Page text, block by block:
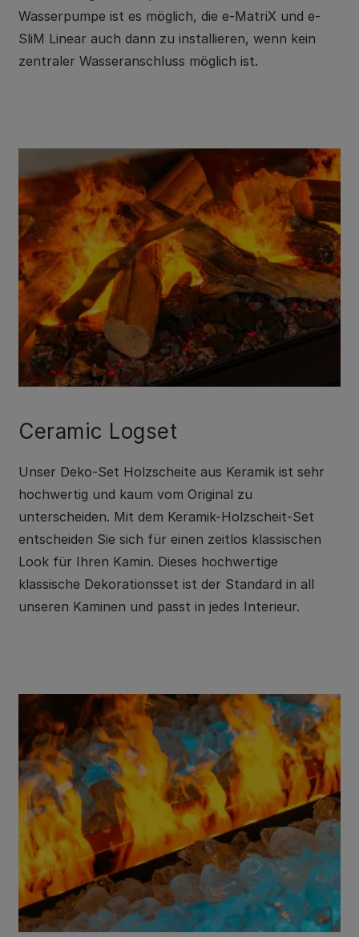
Wasserpumpe ist es möglich, die e-MatriX und e-
SliM Linear auch dann zu installieren, wenn kein
zentraler Wasseranschluss möglich ist.
Ceramic Logset
Unser Deko-Set Holzscheite aus Keramik ist sehr
hochwertig und kaum vom Original zu
unterscheiden. Mit dem Keramik-Holzscheit-Set
entscheiden Sie sich für einen zeitlos klassischen
Look für Ihren Kamin. Dieses hochwertige
klassische Dekorationsset ist der Standard in all
unseren Kaminen und passt in jedes Interieur.